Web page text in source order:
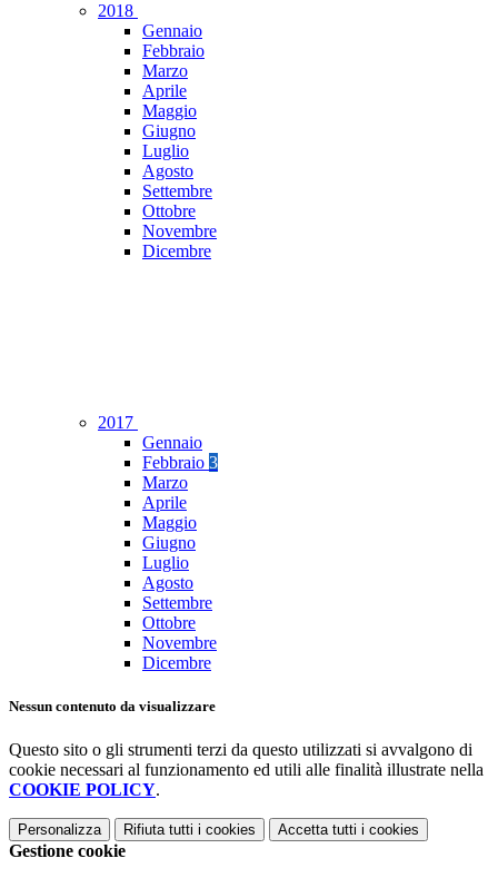
2018
Gennaio
Febbraio
Marzo
Aprile
Maggio
Giugno
Luglio
Agosto
Settembre
Ottobre
Novembre
Dicembre
2017
Gennaio
Febbraio 3
Marzo
Aprile
Maggio
Giugno
Luglio
Agosto
Settembre
Ottobre
Novembre
Dicembre
Nessun contenuto da visualizzare
Questo sito o gli strumenti terzi da questo utilizzati si avvalgono di
cookie necessari al funzionamento ed utili alle finalità illustrate nella
COOKIE POLICY.
Personalizza Rifiuta tutti i cookies Accetta tutti i cookies
Gestione cookie